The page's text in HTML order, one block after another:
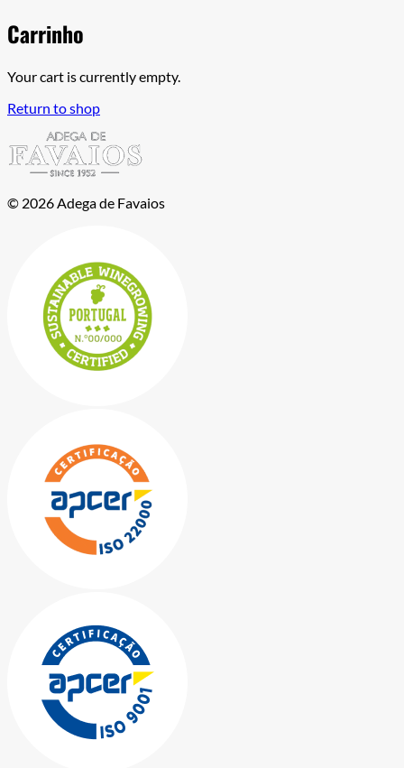
Carrinho
Your cart is currently empty.
Return to shop
© 2026 Adega de Favaios